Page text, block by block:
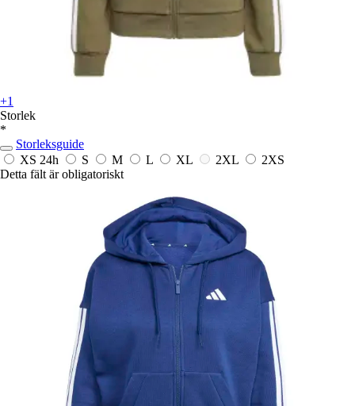
+1
Storlek
*
Storleksguide
XS 24h S M L XL 2XL
2XS
Detta fält är obligatoriskt